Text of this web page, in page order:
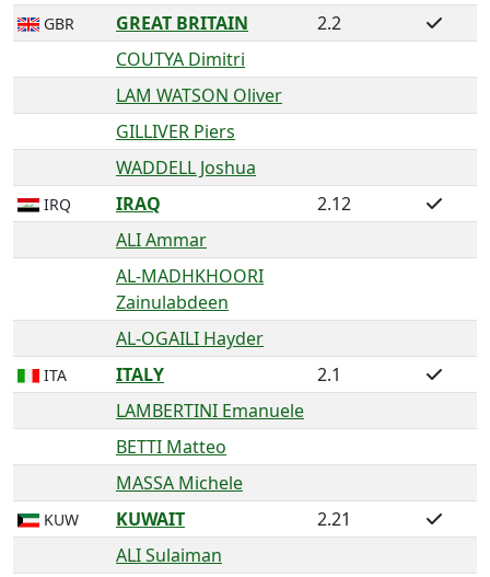
GBR GREAT BRITAIN
2.2
COUTYA Dimitri
LAM WATSON Oliver
GILLIVER Piers
WADDELL Joshua
IRQ IRAQ
2.12
ALI Ammar
AL-MADHKHOORI
Zainulabdeen
AL-OGAILI Hayder
ITA ITALY
2.1
LAMBERTINI Emanuele
BETTI Matteo
MASSA Michele
KUW KUWAIT
2.21
ALI Sulaiman